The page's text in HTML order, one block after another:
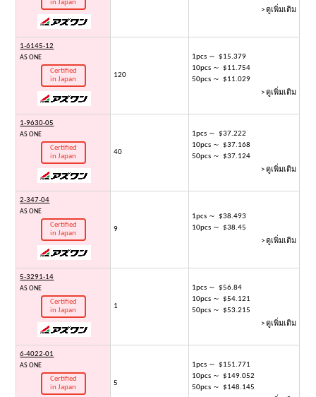
in Japan
> ดูเพิ่มเติม
1-6145-12
AS ONE
Certified
in Japan
120
1pcs ～ $15.379
10pcs ～ $11.754
50pcs ～ $11.029
> ดูเพิ่มเติม
1-9630-05
AS ONE
Certified
in Japan
40
1pcs ～ $37.222
10pcs ～ $37.168
50pcs ～ $37.124
> ดูเพิ่มเติม
2-347-04
AS ONE
Certified
in Japan
9
1pcs ～ $38.493
10pcs ～ $38.45
> ดูเพิ่มเติม
5-3291-14
AS ONE
Certified
in Japan
1
1pcs ～ $56.84
10pcs ～ $54.121
50pcs ～ $53.215
> ดูเพิ่มเติม
6-4022-01
AS ONE
Certified
in Japan
5
1pcs ～ $151.771
10pcs ～ $149.052
50pcs ～ $148.145